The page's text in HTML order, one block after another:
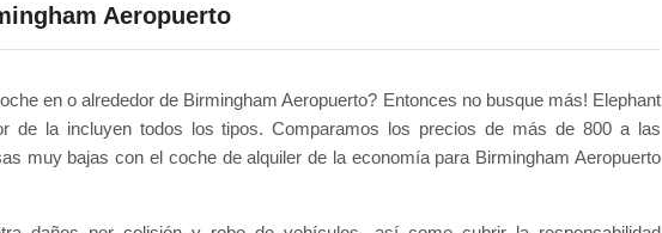
Aeropuerto
en o alrededor de Birmingham Aeropuerto? Entonces no busque más! Elephant
de la incluyen todos los tipos. Comparamos los precios de más de 800 a las
muy bajas con el coche de alquiler de la economía para Birmingham Aeropuerto